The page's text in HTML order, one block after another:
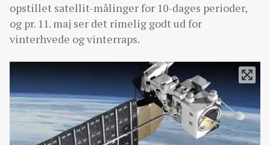
opstillet satellit-målinger for 10-dages perioder,
og pr. 11. maj ser det rimelig godt ud for
vinterhvede og vinterraps.